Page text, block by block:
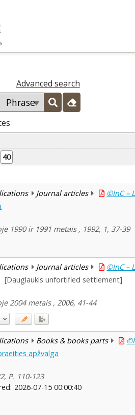
Advanced search
40
Journal articles ©InC –
1990 ir 1991 metais , 1992, 1, 37-39
Journal articles ©InC –
[Dauglaukis unfortified settlement]
2004 metais , 2006, 41-44
Books & books parts
apžvalga
P. 110-123
2026-07-15 00:00:40